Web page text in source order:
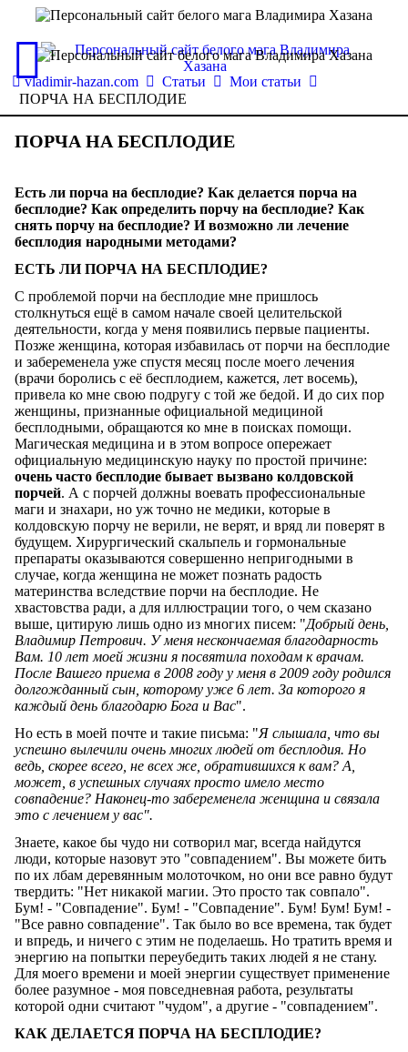
vladimir-hazan.com Статьи
Мои статьи
ПОРЧА НА БЕСПЛОДИЕ
ПОРЧА НА БЕСПЛОДИЕ
Есть ли порча на бесплодие? Как делается порча на
бесплодие? Как определить порчу на бесплодие? Как
снять порчу на бесплодие? И возможно ли лечение
бесплодия народными методами?
ЕСТЬ ЛИ ПОРЧА НА БЕСПЛОДИЕ?
С проблемой порчи на бесплодие мне пришлось
столкнуться ещё в самом начале своей целительской
деятельности, когда у меня появились первые пациенты.
Позже женщина, которая избавилась от порчи на бесплодие
и забеременела уже спустя месяц после моего лечения
(врачи боролись с её бесплодием, кажется, лет восемь),
привела ко мне свою подругу с той же бедой. И до сих пор
женщины, признанные официальной медициной
бесплодными, обращаются ко мне в поисках помощи.
Магическая медицина и в этом вопросе опережает
официальную медицинскую науку по простой причине:
очень часто бесплодие бывает вызвано колдовской
порчей. А с порчей должны воевать профессиональные
маги и знахари, но уж точно не медики, которые в
колдовскую порчу не верили, не верят, и вряд ли поверят в
будущем. Хирургический скальпель и гормональные
препараты оказываются совершенно непригодными в
случае, когда женщина не может познать радость
материнства вследствие порчи на бесплодие. Не
хвастовства ради, а для иллюстрации того, о чем сказано
выше, цитирую лишь одно из многих писем: "Добрый день,
Владимир Петрович. У меня нескончаемая благодарность
Вам. 10 лет моей жизни я посвятила походам к врачам.
После Вашего приема в 2008 году у меня в 2009 году родился
долгожданный сын, которому уже 6 лет. За которого я
каждый день благодарю Бога и Вас".
Но есть в моей почте и такие письма: "Я слышала, что вы
успешно вылечили очень многих людей от бесплодия. Но
ведь, скорее всего, не всех же, обратившихся к вам? А,
может, в успешных случаях просто имело место
совпадение? Наконец-то забеременела женщина и связала
это с лечением у вас".
Знаете, какое бы чудо ни сотворил маг, всегда найдутся
люди, которые назовут это "совпадением". Вы можете бить
по их лбам деревянным молоточком, но они все равно будут
твердить: "Нет никакой магии. Это просто так совпало".
Бум! - "Совпадение". Бум! - "Совпадение". Бум! Бум! Бум! -
"Все равно совпадение". Так было во все времена, так будет
и впредь, и ничего с этим не поделаешь. Но тратить время и
энергию на попытки переубедить таких людей я не стану.
Для моего времени и моей энергии существует применение
более разумное - моя повседневная работа, результаты
которой одни считают "чудом", а другие - "совпадением".
КАК ДЕЛАЕТСЯ ПОРЧА НА БЕСПЛОДИЕ?